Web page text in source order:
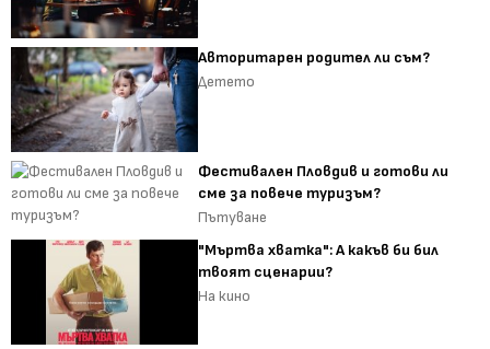
Авторитарен родител ли съм?
Детето
Фестивален Пловдив и готови ли
сме за повече туризъм?
Пътуване
"Мъртва хватка": А какъв би бил
твоят сценарии?
На кино